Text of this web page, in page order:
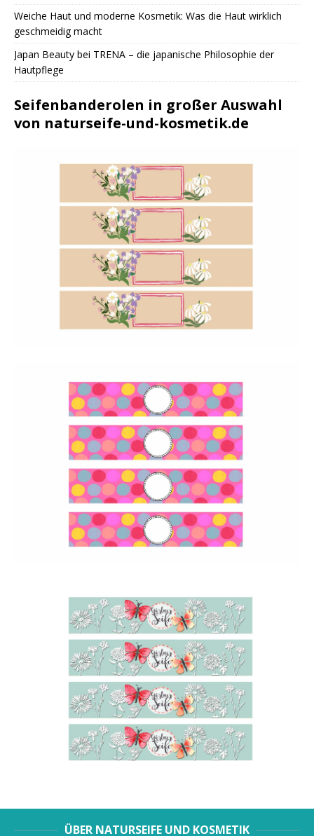
Weiche Haut und moderne Kosmetik: Was die Haut wirklich
geschmeidig macht
Japan Beauty bei TRENA – die japanische Philosophie der
Hautpflege
Seifenbanderolen in großer Auswahl
von naturseife-und-kosmetik.de
ÜBER NATURSEIFE UND KOSMETIK